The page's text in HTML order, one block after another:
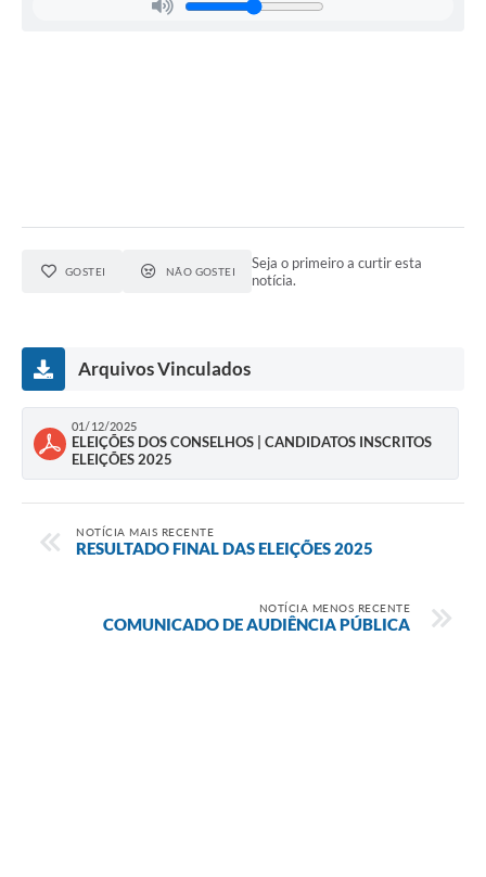
GOSTEI NÃO GOSTEI
Seja o primeiro a curtir esta
notícia.
Arquivos Vinculados
01/12/2025
ELEIÇÕES DOS CONSELHOS | CANDIDATOS INSCRITOS
ELEIÇÕES 2025
NOTÍCIA MAIS RECENTE
RESULTADO FINAL DAS ELEIÇÕES 2025
NOTÍCIA MENOS RECENTE
COMUNICADO DE AUDIÊNCIA PÚBLICA